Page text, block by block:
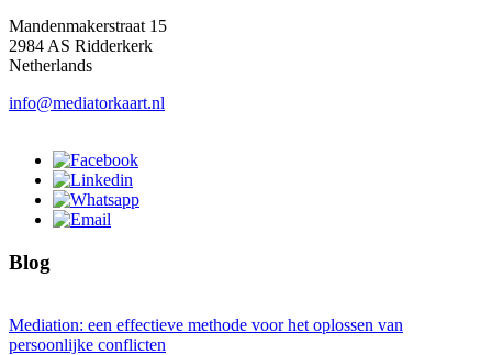
Mandenmakerstraat 15
2984 AS Ridderkerk
Netherlands
info@mediatorkaart.nl
Blog
Mediation: een effectieve methode voor het oplossen van
persoonlijke conflicten